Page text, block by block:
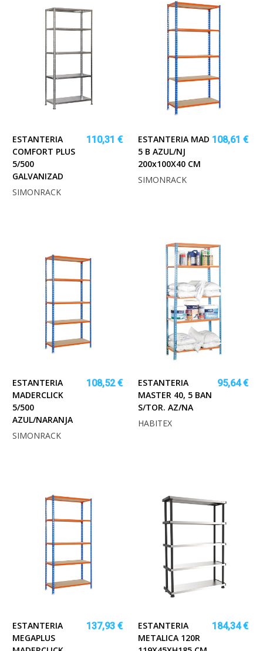
ESTANTERIA
COMFORT PLUS
5/500
GALVANIZAD
110,31 €
SIMONRACK
ESTANTERIA MAD
5 B AZUL/NJ
200x100X40 CM
108,61 €
SIMONRACK
ESTANTERIA
MADERCLICK
5/500
AZUL/NARANJA
108,52 €
SIMONRACK
ESTANTERIA
MASTER 40, 5 BAN
S/TOR. AZ/NA
95,64 €
HABITEX
ESTANTERIA
MEGAPLUS
137,93 €
ESTANTERIA
METALICA 120R
184,34 €